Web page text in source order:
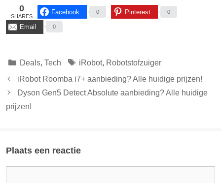
0
SHARES
Facebook 0 Pinterest 0
Email 0
Categorieën
Deals, Tech Tags
iRobot, Robotstofzuiger
iRobot Roomba i7+ aanbieding? Alle huidige prijzen!
Dyson Gen5 Detect Absolute aanbieding? Alle huidige
prijzen!
Plaats een reactie